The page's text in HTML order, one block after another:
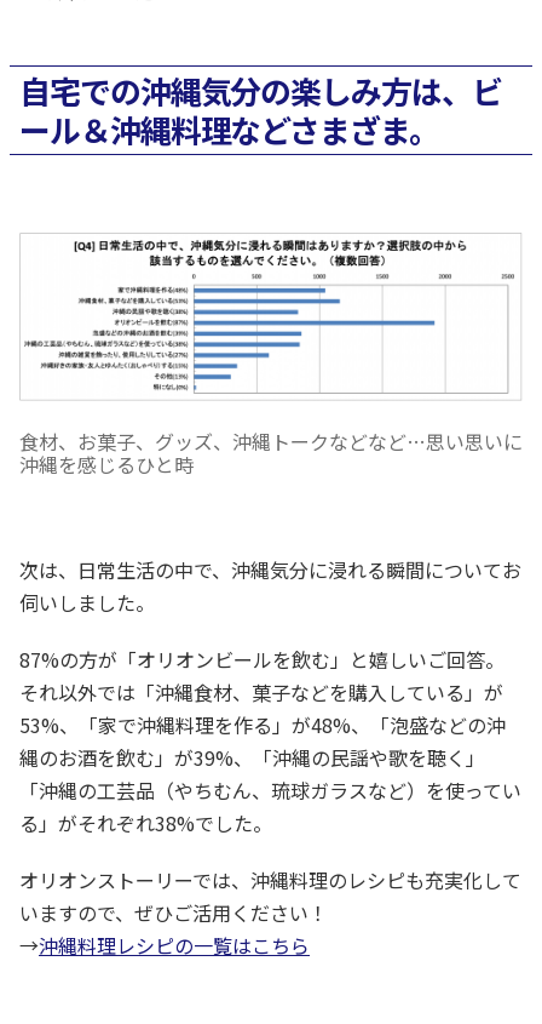
自宅での沖縄気分の楽しみ方は、ビ
ール＆沖縄料理などさまざま。
食材、お菓子、グッズ、沖縄トークなどなど…思い思いに
沖縄を感じるひと時
次は、日常生活の中で、沖縄気分に浸れる瞬間についてお
伺いしました。
87%の方が「オリオンビールを飲む」と嬉しいご回答。
それ以外では「沖縄食材、菓子などを購入している」が
53%、「家で沖縄料理を作る」が48%、「泡盛などの沖
縄のお酒を飲む」が39%、「沖縄の民謡や歌を聴く」
「沖縄の工芸品（やちむん、琉球ガラスなど）を使ってい
る」がそれぞれ38%でした。
オリオンストーリーでは、沖縄料理のレシピも充実化して
いますので、ぜひご活用ください！
→沖縄料理レシピの一覧はこちら